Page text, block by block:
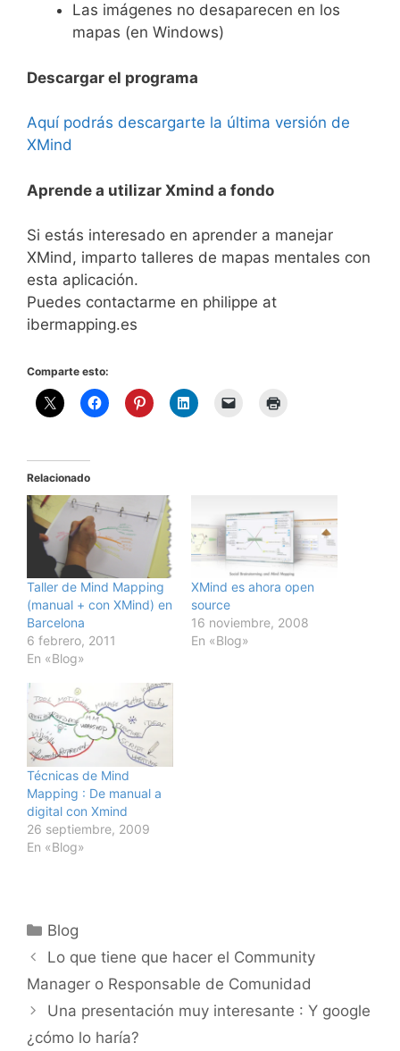
Las imágenes no desaparecen en los
mapas (en Windows)
Descargar el programa
Aquí podrás descargarte la última versión de
XMind
Aprende a utilizar Xmind a fondo
Si estás interesado en aprender a manejar
XMind, imparto talleres de mapas mentales con
esta aplicación.
Puedes contactarme en philippe at
ibermapping.es
Comparte esto:
Relacionado
Taller de Mind Mapping
(manual + con XMind) en
Barcelona
6 febrero, 2011
En «Blog»
XMind es ahora open
source
16 noviembre, 2008
En «Blog»
Técnicas de Mind
Mapping : De manual a
digital con Xmind
26 septiembre, 2009
En «Blog»
Categorías
Blog
Lo que tiene que hacer el Community
Manager o Responsable de Comunidad
Una presentación muy interesante : Y google
¿cómo lo haría?